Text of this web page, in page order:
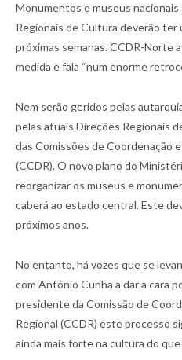
Monumentos e museus
Regionais de Cultura deverão ter
próximas semanas. CCDR-Norte
medida e fala “num enorme
Nem serão geridos pelas
pelas atuais Direções Regionais
das Comissões de Coordenação
(CCDR). O novo plano do
reorganizar os museus e
caberá ao estado central. Este
próximos anos.
No entanto, há vozes que se
com António Cunha a dar a cara
presidente da Comissão de
Regional (CCDR) este processo
ainda mais forte na cultura do que